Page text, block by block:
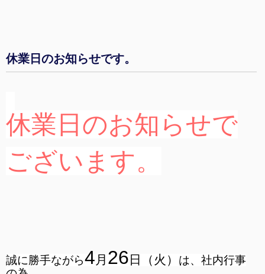
休業日のお知らせです。
休業日のお知らせで
ございます。
誠に勝手ながら4月 26 日 （火）
は、社内行事